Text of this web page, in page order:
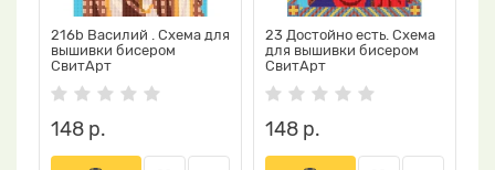
216b Василий . Схема для
вышивки бисером
СвитАрт
148 р.
23 Достойно есть. Схема
для вышивки бисером
СвитАрт
148 р.